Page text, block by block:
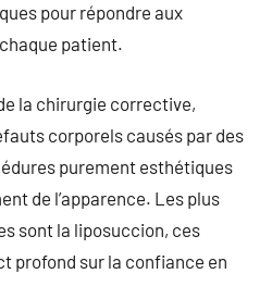
pour répondre aux
patient.
la chirurgie corrective,
corporels causés par des
purement esthétiques
de l’apparence. Les plus
sont la liposuccion, ces
profond sur la confiance en